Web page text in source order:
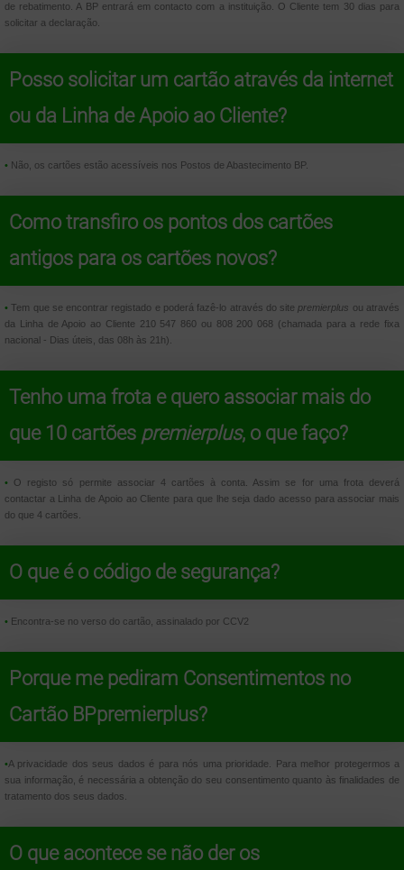
de rebatimento. A BP entrará em contacto com a instituição. O Cliente tem 30 dias para
solicitar a declaração.
Posso solicitar um cartão através da internet
ou da Linha de Apoio ao Cliente?
• Não, os cartões estão acessíveis nos Postos de Abastecimento BP.
Como transfiro os pontos dos cartões
antigos para os cartões novos?
• Tem que se encontrar registado e poderá fazê-lo através do site premierplus ou através
da Linha de Apoio ao Cliente 210 547 860 ou 808 200 068 (chamada para a rede fixa
nacional - Dias úteis, das 08h às 21h).
Tenho uma frota e quero associar mais do
que 10 cartões premierplus, o que faço?
• O registo só permite associar 4 cartões à conta. Assim se for uma frota deverá
contactar a Linha de Apoio ao Cliente para que lhe seja dado acesso para associar mais
do que 4 cartões.
O que é o código de segurança?
• Encontra-se no verso do cartão, assinalado por CCV2
Porque me pediram Consentimentos no
Cartão BPpremierplus?
•A privacidade dos seus dados é para nós uma prioridade. Para melhor protegermos a
sua informação, é necessária a obtenção do seu consentimento quanto às finalidades de
tratamento dos seus dados.
O que acontece se não der os